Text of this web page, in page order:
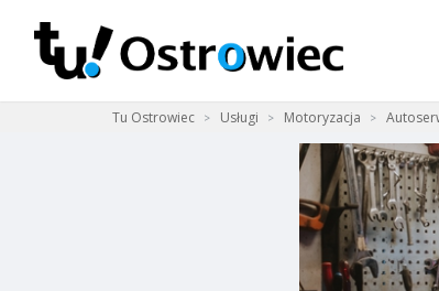
Tu Ostrowiec Usługi Motoryzacja